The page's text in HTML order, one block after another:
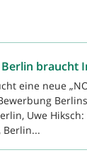
eine neue
Uwe
Berlin...